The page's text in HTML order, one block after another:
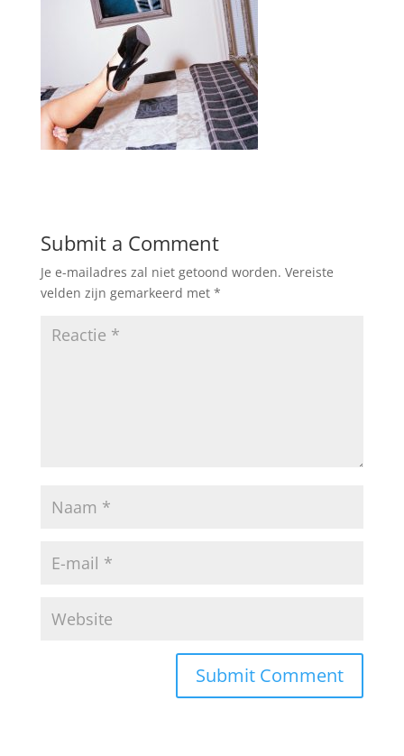
Submit a Comment
Je e-mailadres zal niet getoond worden. Vereiste
velden zijn gemarkeerd met *